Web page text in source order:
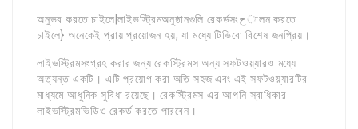
অনুভব করতে চাইলে|লাইভস্ট্রিমঅনুষ্ঠানগুলি রেকর্ডসংحালন করতে
চাইলে} অনেকেই প্রায় প্রয়োজন হয়, যা মধ্যে টিভিবো বিশেষ জনপ্রিয়।
লাইভস্ট্রিমসংগ্রহ করার জন্য রেকস্ট্রিমস অন্য সফটওয়্যারও মধ্যে
অত্যন্ত একটি। এটি প্রয়োগ করা অতি সহজ এবং এই সফটওয়্যারটির
মাধ্যমে আধুনিক সুবিধা রয়েছে। রেকস্ট্রিমস এর আপনি স্বাধিকার
লাইভস্ট্রিমভিডিও রেকর্ড করতে পারবেন।